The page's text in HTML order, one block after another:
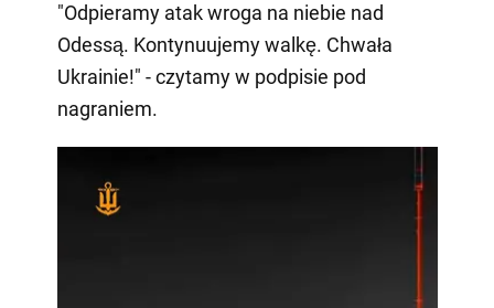
"Odpieramy atak wroga na niebie nad
Odessą. Kontynuujemy walkę. Chwała
Ukrainie!" - czytamy w podpisie pod
nagraniem.